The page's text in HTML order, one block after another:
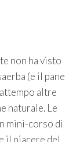
non ha visto
(e il pane
altre
naturale. Le
mini-corso di
il piacere del